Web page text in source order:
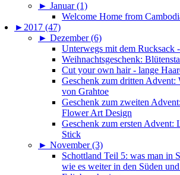
► Januar (1)
Welcome Home from
► 2017 (47)
► Dezember (6)
Unterwegs mit dem Rucksack
Weihnachtsgeschenk:
Cut your own hair - lange
Geschenk zum dritten Advent:
von Grahtoe
Geschenk zum zweiten
Flower Art Design
Geschenk zum ersten Advent:
Stick
► November (3)
Schottland Teil 5: was man in
wie es weiter in den Süden